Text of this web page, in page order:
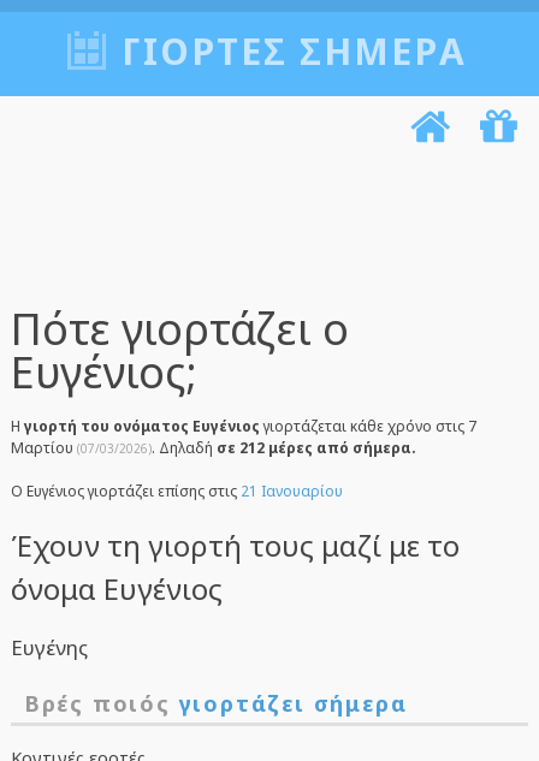
ΓΙΟΡΤΈΣ ΣΉΜΕΡΑ
Πότε γιορτάζει ο
Ευγένιος;
Η γιορτή του ονόματος Ευγένιοςγιορτάζεται κάθε χρόνο στις 7
Μαρτίου (07/03/2026). Δηλαδή σε 212 μέρες από σήμερα.
Ο Ευγένιος γιορτάζει επίσης στις 21 Ιανουαρίου
Έχουν τη γιορτή τους μαζί με το
όνομα Ευγένιος
Ευγένης
Βρές ποιόςγιορτάζει σήμερα